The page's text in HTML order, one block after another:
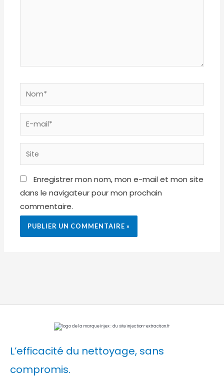
Nom*
E-
mail*
Site
Enregistrer mon nom, mon e-mail et mon site
dans le navigateur pour mon prochain
commentaire.
L’efficacité du nettoyage, sans
compromis.